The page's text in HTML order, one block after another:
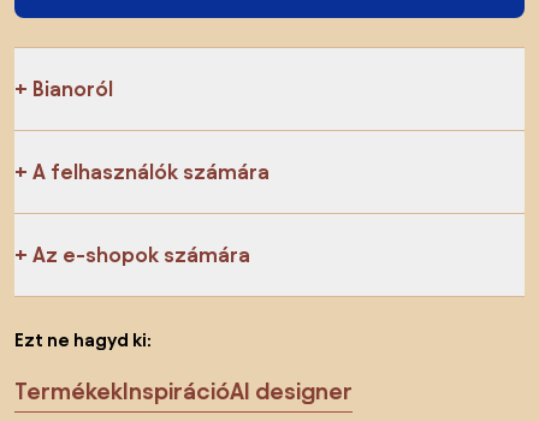
Bianoról
A felhasználók számára
Az e-shopok számára
Ezt ne hagyd ki:
TermékekInspirációAI designer